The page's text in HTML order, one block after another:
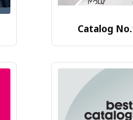
Catalog